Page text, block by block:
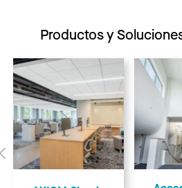
Productos y
Anterior